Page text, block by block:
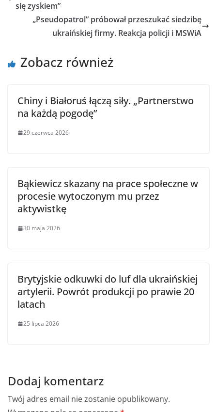
się zyskiem”
„Pseudopatrol” próbował przeszukać siedzibę
ukraińskiej firmy. Reakcja policji i MSWiA
Zobacz również
Chiny i Białoruś łączą siły. „Partnerstwo
na każdą pogodę”
29 czerwca 2026
Bąkiewicz skazany na prace społeczne w
procesie wytoczonym mu przez
aktywistkę
30 maja 2026
Brytyjskie odkuwki do luf dla ukraińskiej
artylerii. Powrót produkcji po prawie 20
latach
25 lipca 2026
Dodaj komentarz
Twój adres email nie zostanie opublikowany.